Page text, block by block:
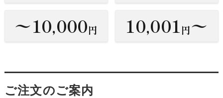
〜10,000円 10,001円〜
ご注文のご案内